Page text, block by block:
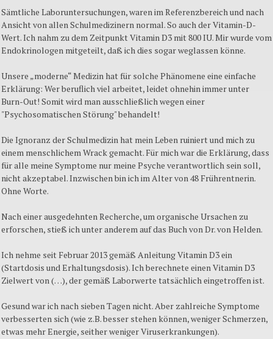
Sämtliche Laboruntersuchungen, waren im Referenzbereich und nach
Ansicht von allen Schulmedizinern normal. So auch der Vitamin-D-
Wert. Ich nahm zu dem Zeitpunkt Vitamin D3 mit 800 IU. Mir wurde vom
Endokrinologen mitgeteilt, daß ich dies sogar weglassen könne.
Unsere „moderne“ Medizin hat für solche Phänomene eine einfache
Erklärung: Wer beruflich viel arbeitet, leidet ohnehin immer unter
Burn-Out! Somit wird man ausschließlich wegen einer
"Psychosomatischen Störung" behandelt!
Die Ignoranz der Schulmedizin hat mein Leben ruiniert und mich zu
einem menschlichem Wrack gemacht. Für mich war die Erklärung, dass
für alle meine Symptome nur meine Psyche verantwortlich sein soll,
nicht akzeptabel. Inzwischen bin ich im Alter von 48 Frührentnerin.
Ohne Worte.
Nach einer ausgedehnten Recherche, um organische Ursachen zu
erforschen, stieß ich unter anderem auf das Buch von Dr. von Helden.
Ich nehme seit Februar 2013 gemäß Anleitung Vitamin D3 ein
(Startdosis und Erhaltungsdosis). Ich berechnete einen Vitamin D3
Zielwert von (…), der gemäß Laborwerte tatsächlich eingetroffen ist.
Gesund war ich nach sieben Tagen nicht. Aber zahlreiche Symptome
verbesserten sich (wie z.B. besser stehen können, weniger Schmerzen,
etwas mehr Energie, seither weniger Viruserkrankungen).